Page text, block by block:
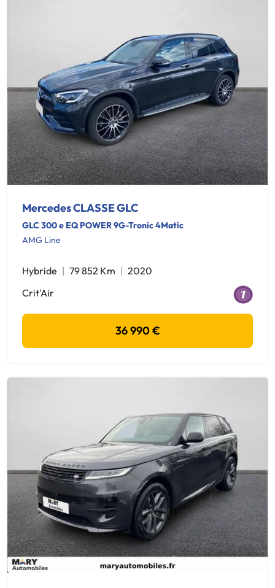
Mercedes CLASSE GLC
GLC 300 e EQ POWER 9G-Tronic 4Matic
AMG Line
Hybride 79 852 Km
2020
Crit'Air
36 990 €